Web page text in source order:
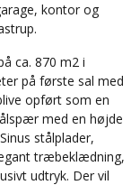
kontor og
ca. 870 m2 i
på første sal med
opført som en
med en højde
stålplader,
træbeklædning,
udtryk. Der vil